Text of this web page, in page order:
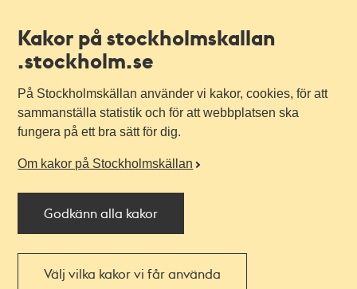
Kakor på stockholmskallan
.stockholm.se
På Stockholmskällan använder vi kakor, cookies, för att
sammanställa statistik och för att webbplatsen ska
fungera på ett bra sätt för dig.
Om kakor på Stockholmskällan
Godkänn alla kakor
Välj vilka kakor vi får använda